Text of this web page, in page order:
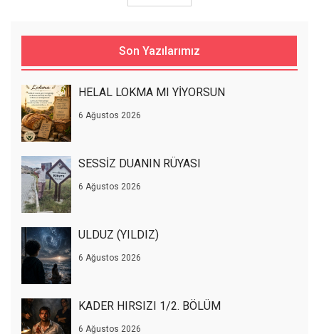
Son Yazılarımız
HELAL LOKMA MI YİYORSUN
6 Ağustos 2026
SESSİZ DUANIN RÜYASI
6 Ağustos 2026
ULDUZ (YILDIZ)
6 Ağustos 2026
KADER HIRSIZI 1/2. BÖLÜM
6 Ağustos 2026